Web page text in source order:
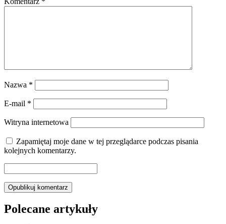
Nazwa *
E-mail *
Witryna internetowa
Zapamiętaj moje dane w tej przeglądarce podczas pisania
kolejnych komentarzy.
Polecane artykuły